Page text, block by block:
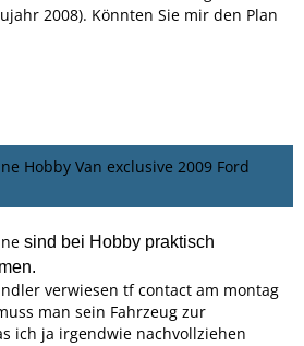
2008). Könnten Sie mir den Plan
Hobby Van exclusive 2009 Ford
sind bei Hobby praktisch
verwiesen tf contact am montag
man sein Fahrzeug zur
ich ja irgendwie nachvollziehen